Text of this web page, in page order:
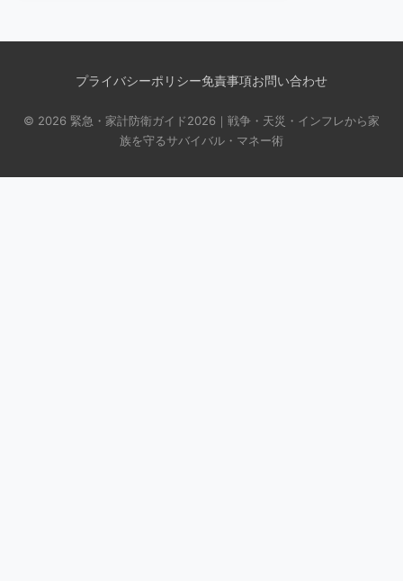
プライバシーポリシー免責事項お問い合わせ
© 2026 緊急・家計防衛ガイド2026｜戦争・天災・インフレから家
族を守るサバイバル・マネー術